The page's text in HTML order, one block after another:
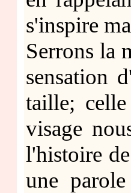
s'inspire
Serrons la
sensation
taille;
visage
l'histoire
une